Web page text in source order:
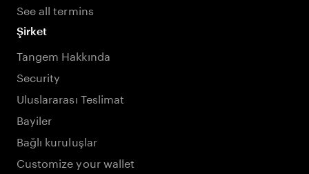
See all termins
Şirket
Tangem Hakkında
Security
Uluslararası Teslimat
Bayiler
Bağlı kuruluşlar
Customize your wallet